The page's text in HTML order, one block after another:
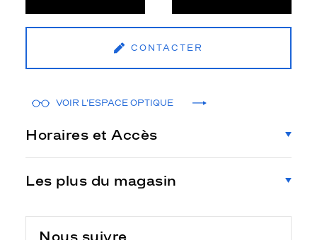
CONTACTER
VOIR L'ESPACE OPTIQUE
Horaires et Accès
Les plus du magasin
Nous suivre